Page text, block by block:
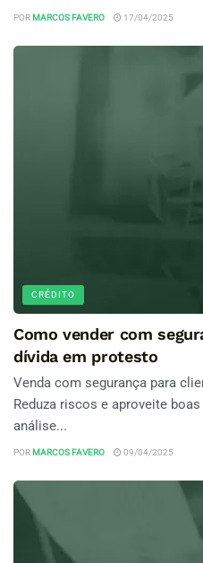
POR MARCOS FAVERO 17/04/2025
CRÉDITO
Como vender com
dívida em protesto
Venda com segurança para
Reduza riscos e aproveite
análise...
POR MARCOS FAVERO 09/04/2025